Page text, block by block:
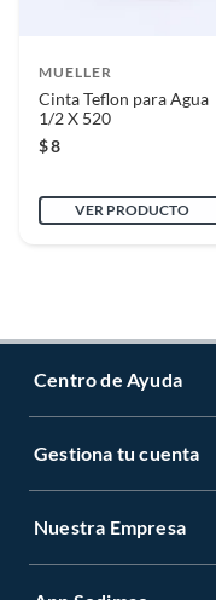
MUELLER
Cinta Teflon para Agua
1/2 X 520
$8
VER PRODUCTO
Centro de Ayuda
Servicio al Cliente
Gestiona tu cuenta
Gestiona tu cuenta
Nuestra Empresa